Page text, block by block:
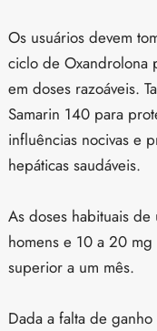
Os usuários devem
ciclo de Oxandrolona
em doses razoáveis.
Samarin 140 para
influências nocivas e
hepáticas saudáveis.
As doses habituais
homens e 10 a 20
superior a um mês.
Dada a falta de